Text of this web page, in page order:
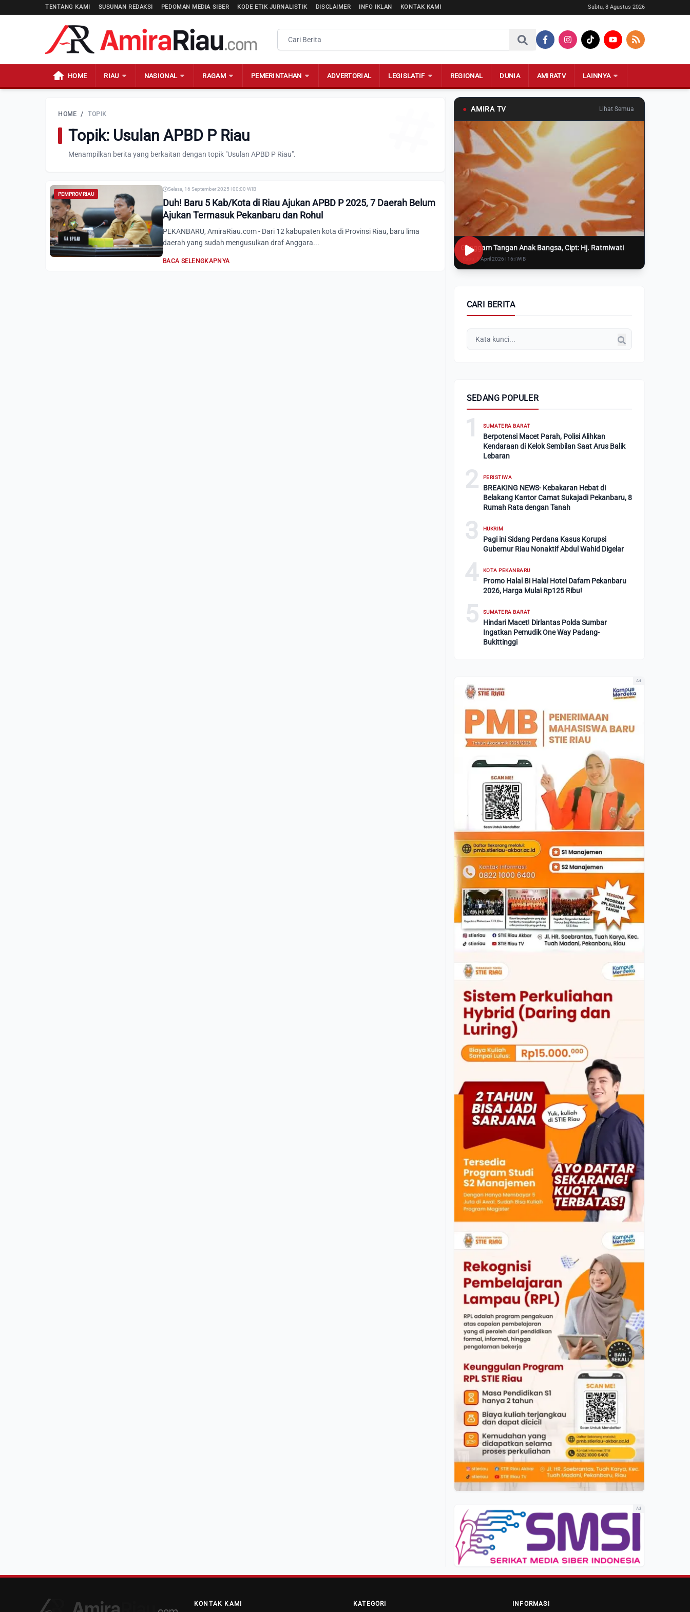
TENTANG KAMI SUSUNAN REDAKSI PEDOMAN MEDIA SIBER KODE ETIK JURNALISTIK DISCLAIMER INFO IKLAN KONTAK KAMI Sabtu, 8 Agustus 2026
HOME RIAU NASIONAL RAGAM PEMERINTAHAN ADVERTORIAL LEGISLATIF REGIONAL DUNIA AMIRATV LAINNYA
HOME / TOPIK
Topik: Usulan APBD P Riau
Menampilkan berita yang berkaitan dengan topik "Usulan APBD P Riau".
PEMPROV RIAU
Selasa, 16 September 2025 | 00:00 WIB
Duh! Baru 5 Kab/Kota di Riau Ajukan APBD P 2025, 7 Daerah Belum
Ajukan Termasuk Pekanbaru dan Rohul
PEKANBARU, AmiraRiau.com - Dari 12 kabupaten kota di Provinsi Riau, baru lima
daerah yang sudah mengusulkan draf Anggara...
BACA SELENGKAPNYA
● AMIRA TV Lihat Semua
Genggam Tangan Anak Bangsa, Cipt: Hj. Ratmiwati
Rabu, 8 April 2026 | 16:i WIB
CARI BERITA
SEDANG POPULER
1 SUMATERA BARAT
Berpotensi Macet Parah, Polisi Alihkan
Kendaraan di Kelok Sembilan Saat Arus Balik
Lebaran
2 PERISTIWA
BREAKING NEWS- Kebakaran Hebat di
Belakang Kantor Camat Sukajadi Pekanbaru, 8
Rumah Rata dengan Tanah
3 HUKRIM
Pagi ini Sidang Perdana Kasus Korupsi
Gubernur Riau Nonaktif Abdul Wahid Digelar
4 KOTA PEKANBARU
Promo Halal Bi Halal Hotel Dafam Pekanbaru
2026, Harga Mulai Rp125 Ribu!
5 SUMATERA BARAT
Hindari Macet! Dirlantas Polda Sumbar
Ingatkan Pemudik One Way Padang-
Bukittinggi
Ad
Ad
KONTAK KAMI KATEGORI INFORMASI